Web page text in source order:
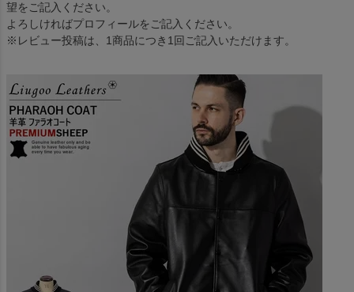
望をご記入ください。
よろしければプロフィールをご記入ください。
※レビュー投稿は、1商品につき1回ご記入いただけます。